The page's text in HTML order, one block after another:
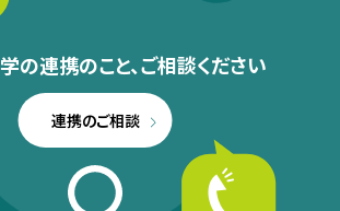
の連携のこと、ご相談ください
連携のご相談